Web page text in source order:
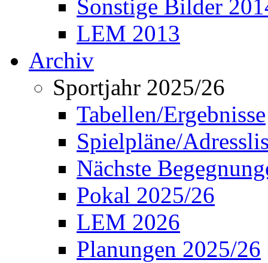
Sonstige Bilder
LEM 2013
Archiv
Sportjahr 2025/26
Tabellen/Ergebnisse
Spielpläne/
Nächste
Pokal 2025/26
LEM 2026
Planungen 2025/26